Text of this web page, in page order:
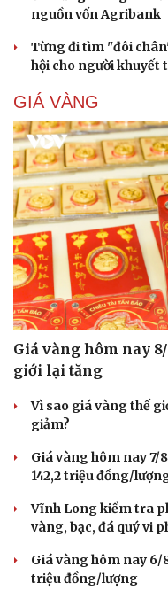
Cải chính
nguồn vốn Agribank
Từng đi tìm "đôi
hội cho người khuyết
GIÁ VÀNG
Giá vàng hôm nay
giới lại tăng
Vì sao giá vàng thế
giảm?
Giá vàng hôm nay 7/
142,2 triệu đồng/
Vĩnh Long kiểm tra
vàng, bạc, đá quý vi
Giá vàng hôm nay 6/
triệu đồng/lượng